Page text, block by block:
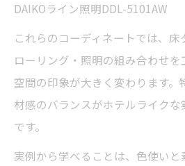
DAIKOライン照明DDL-5101AW
これらのコーディネートでは、
ローリング・照明の組み合わせ
空間の印象が大きく変わります。
材感のバランスがホテルライクな
です。
実例から学べることは、色使い